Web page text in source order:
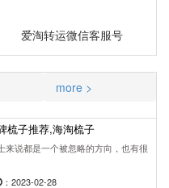
爱淘转运微信客服号
more >
梳子推荐,海淘梳子
来说都是一个被忽略的方向，也有很
：2023-02-28